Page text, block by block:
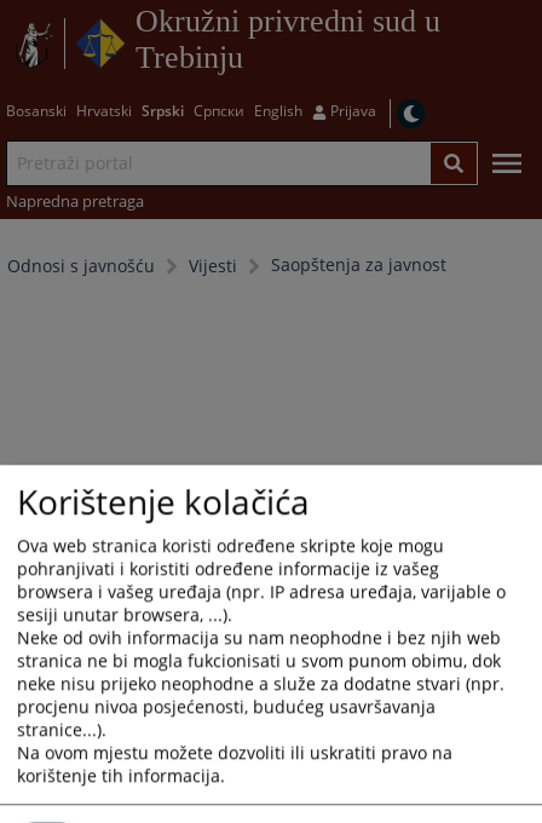
Okružni privredni sud u
Trebinju
Bosanski Hrvatski Srpski Српски English Prijava
Napredna pretraga
Odnosi s javnošću Vijesti Saopštenja za javnost
Trenutno nema vijesti
Korištenje kolačića
Ova web stranica koristi određene skripte koje mogu
pohranjivati i koristiti određene informacije iz vašeg
browsera i vašeg uređaja (npr. IP adresa uređaja, varijable o
sesiji unutar browsera, ...).
Neke od ovih informacija su nam neophodne i bez njih web
stranica ne bi mogla fukcionisati u svom punom obimu, dok
neke nisu prijeko neophodne a služe za dodatne stvari (npr.
procjenu nivoa posjećenosti, budućeg usavršavanja
stranice...).
Na ovom mjestu možete dozvoliti ili uskratiti pravo na
korištenje tih informacija.